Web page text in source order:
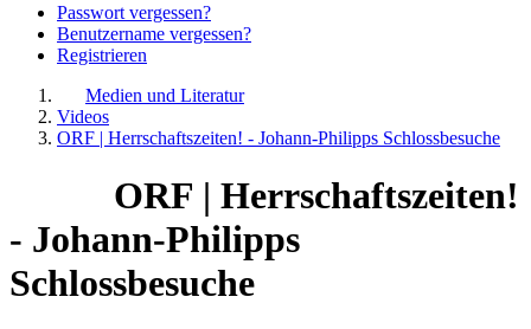
Passwort vergessen?
Benutzername vergessen?
Registrieren
Medien und Literatur
Videos
ORF | Herrschaftszeiten! - Johann-Philipps Schlossbesuche
ORF | Herrschaftszeiten!
- Johann-Philipps
Schlossbesuche